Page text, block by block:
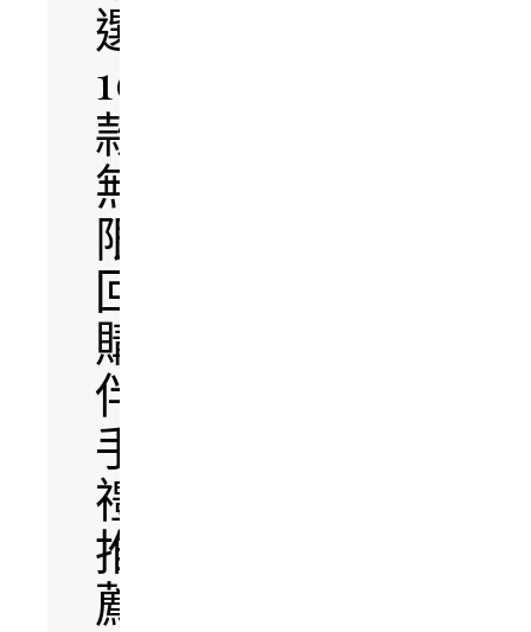
選
10
款
無
限
回
購
伴
手
禮
推
薦